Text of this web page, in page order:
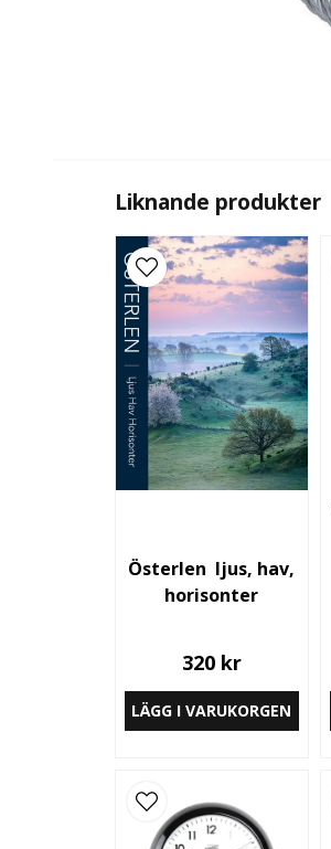
Liknande produkter
Österlen  ljus, hav,
horisonter
320 kr
LÄGG I VARUKORGEN